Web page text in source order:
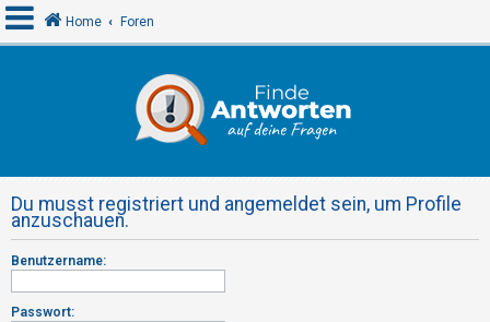
e
l
d
e
n
Home Foren
Du musst registriert und angemeldet sein, um Profile
anzuschauen.
Benutzername:
Passwort: